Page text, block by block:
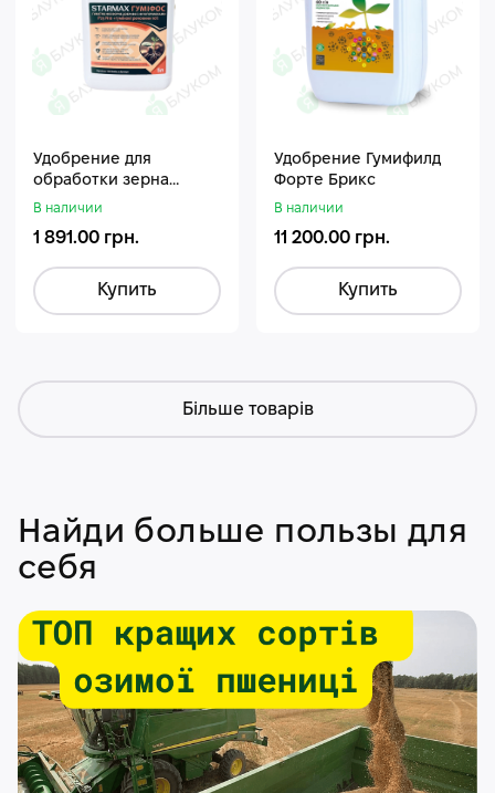
Удобрение для
обработки зерна
Стармакс Гумифос
В наличии
1 891.00 грн.
Купить
Удобрение Гумифилд
Форте Брикс
В наличии
11 200.00 грн.
Купить
Більше товарів
Найди больше пользы для
себя